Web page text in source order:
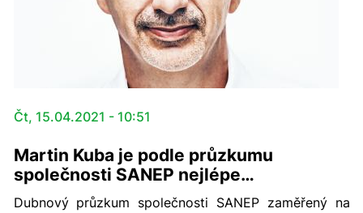
Čt, 15.04.2021 - 10:51
Martin Kuba je podle průzkumu
společnosti SANEP nejlépe
hodnoceným hejtmanem
Dubnový průzkum společnosti SANEP zaměřený na